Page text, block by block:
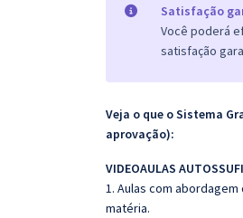
Satisfação
Você poderá
satisfação
Veja o que o Sistema
aprovação):
VIDEOAULAS
1. Aulas com
matéria.